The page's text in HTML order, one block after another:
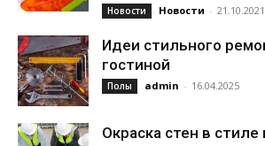
Новости Новости - 21.10.2021
Идеи стильного
гостиной
Полы admin - 16.04.2025
Окраска стен в стиле